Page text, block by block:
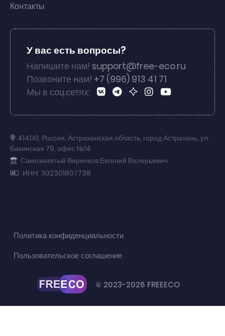
Контакты
У вас есть вопросы?
Напишите нам! support@free-eco.ru
Позвоните нам! +7 (996) 913 41 71
Мы в соц.сетях:
41400, Россия, Астраханская область, город Астрахань, ул.
Бакинская 79, офис №14
Самозанятый Веренков Евгений Валерьевич
ИНН: 302301807738
© 2023-2026 FREEECO
Политика конфиденциальности
Пользовательское соглашение